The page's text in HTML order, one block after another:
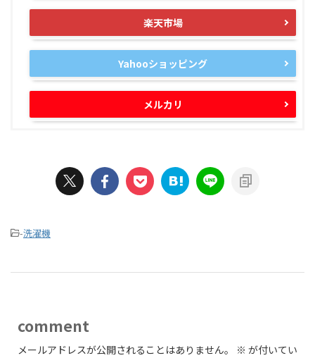
楽天市場
Yahooショッピング
メルカリ
-洗濯機
comment
メールアドレスが公開されることはありません。 ※ が付いてい